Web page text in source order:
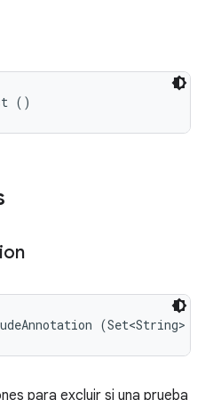
()
(Set<String>
para excluir si una prueba